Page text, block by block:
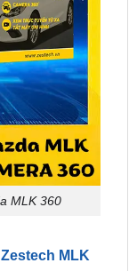
MLK 360
MLK
không chỉ hiển